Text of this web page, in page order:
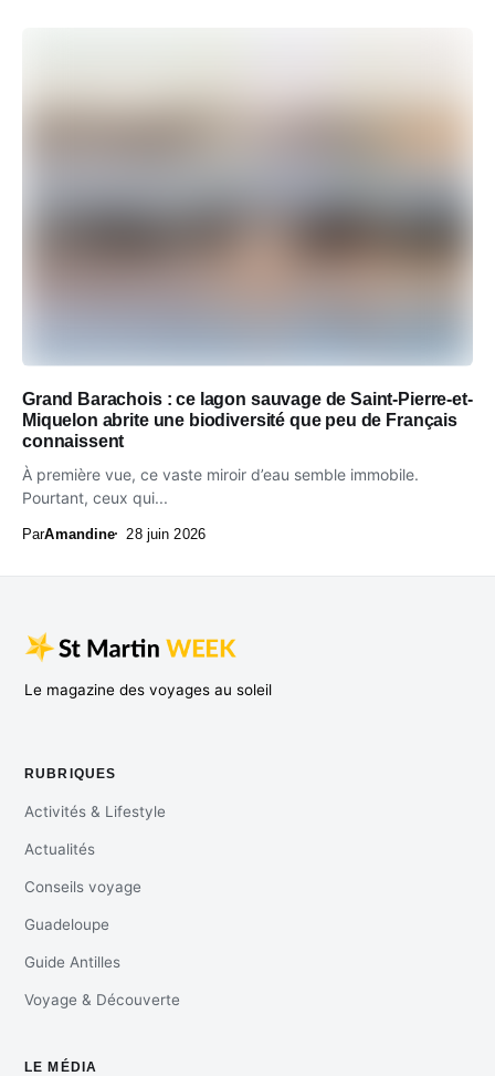
Grand Barachois : ce lagon sauvage de Saint-Pierre-et-
Miquelon abrite une biodiversité que peu de Français
connaissent
À première vue, ce vaste miroir d’eau semble immobile.
Pourtant, ceux qui...
ParAmandine 28 juin 2026
Le magazine des voyages au soleil
RUBRIQUES
Activités & Lifestyle
Actualités
Conseils voyage
Guadeloupe
Guide Antilles
Voyage & Découverte
LE MÉDIA